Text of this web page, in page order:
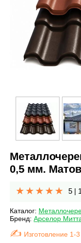
0,5 мм.
5 | 1
Каталог:
Бренд: Арселор
Изготовление 1-